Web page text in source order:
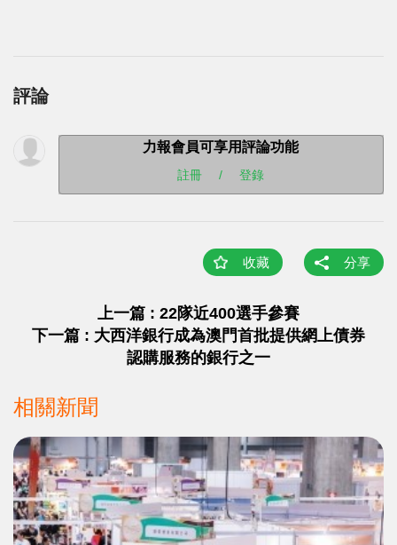
評論
力報會員可享用評論功能
註冊 / 登錄
收藏 分享
上一篇 : 22隊近400選手參賽
下一篇 : 大西洋銀行成為澳門首批提供網上債券
認購服務的銀行之一
相關新聞